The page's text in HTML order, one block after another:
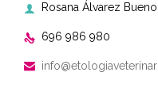
 Rosana Álvarez Bueno
 696 986 980
